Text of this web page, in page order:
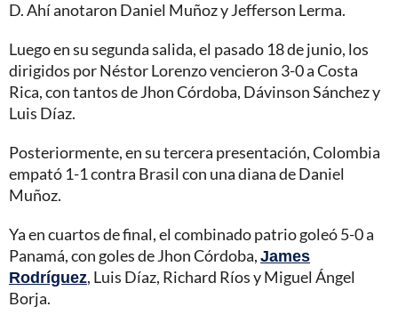
D. Ahí anotaron Daniel Muñoz y Jefferson Lerma.
Luego en su segunda salida, el pasado 18 de junio, los
dirigidos por Néstor Lorenzo vencieron 3-0 a Costa
Rica, con tantos de Jhon Córdoba, Dávinson Sánchez y
Luis Díaz.
Posteriormente, en su tercera presentación, Colombia
empató 1-1 contra Brasil con una diana de Daniel
Muñoz.
Ya en cuartos de final, el combinado patrio goleó 5-0 a
Panamá, con goles de Jhon Córdoba,James
Rodríguez, Luis Díaz, Richard Ríos y Miguel Ángel
Borja.